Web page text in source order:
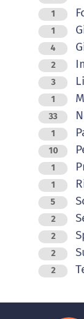
1
1
4
2
3
1
33
1
10
1
1
5
2
2
2
2